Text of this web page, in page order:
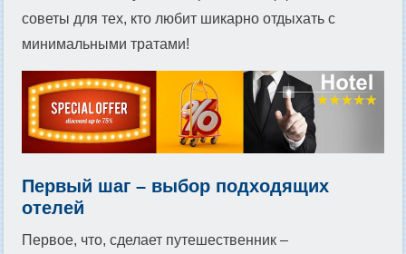
советы для тех, кто любит шикарно отдыхать с
минимальными тратами!
Первый шаг – выбор подходящих
отелей
Первое, что, сделает путешественник –